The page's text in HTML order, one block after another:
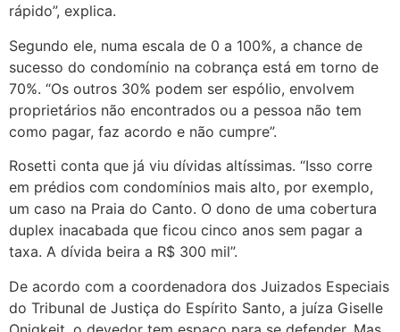
rápido”, explica.
Segundo ele, numa escala de 0 a 100%, a chance de
sucesso do condomínio na cobrança está em torno de
70%. “Os outros 30% podem ser espólio, envolvem
proprietários não encontrados ou a pessoa não tem
como pagar, faz acordo e não cumpre”.
Rosetti conta que já viu dívidas altíssimas. “Isso corre
em prédios com condomínios mais alto, por exemplo,
um caso na Praia do Canto. O dono de uma cobertura
duplex inacabada que ficou cinco anos sem pagar a
taxa. A dívida beira a R$ 300 mil”.
De acordo com a coordenadora dos Juizados Especiais
do Tribunal de Justiça do Espírito Santo, a juíza Giselle